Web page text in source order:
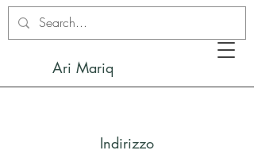
Ari Mariq
Indirizzo